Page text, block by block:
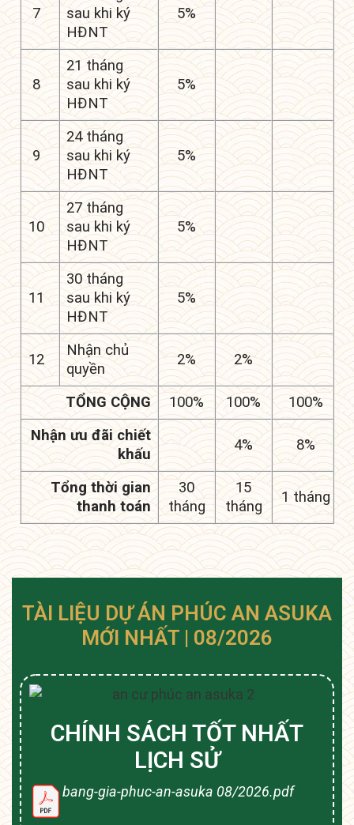
7
sau khi ký
HĐNT
5%
8
21 tháng
sau khi ký
HĐNT
5%
9
24 tháng
sau khi ký
HĐNT
5%
10
27 tháng
sau khi ký
HĐNT
5%
11
30 tháng
sau khi ký
HĐNT
5%
12
Nhận chủ
quyền
2% 2%
TỔNG CỘNG 100% 100%
100%
Nhận ưu đãi chiết
khấu
4% 8%
Tổng thời gian
thanh toán
30
tháng
15
tháng
1 tháng
TÀI LIỆU DỰ ÁN PHÚC AN ASUKA
MỚI NHẤT | 08/2026
CHÍNH SÁCH TỐT NHẤT
LỊCH SỬ
bang-gia-phuc-an-asuka 08/2026.pdf